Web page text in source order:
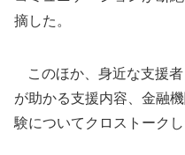
摘した。
このほか、身近な支援
が助かる支援内容、金融
験についてクロストークし